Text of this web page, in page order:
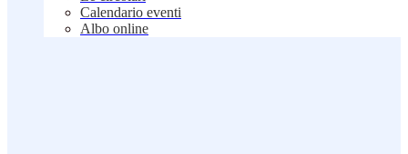
Calendario eventi
Albo online